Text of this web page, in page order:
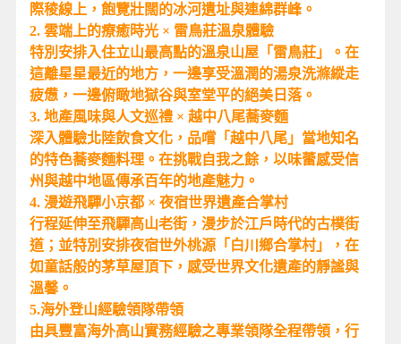
際稜線上，飽覽壯闊的冰河遺址與連綿群峰。
2. 雲端上的療癒時光 × 雷鳥莊溫泉體驗
特別安排入住立山最高點的溫泉山屋「雷鳥莊」。在
這離星星最近的地方，一邊享受溫潤的湯泉洗滌縱走
疲憊，一邊俯瞰地獄谷與室堂平的絕美日落。
3. 地產風味與人文巡禮 × 越中八尾蕎麥麵
深入體驗北陸飲食文化，品嚐「越中八尾」當地知名
的特色蕎麥麵料理。在挑戰自我之餘，以味蕾感受信
州與越中地區傳承百年的地產魅力。
4. 漫遊飛驒小京都 × 夜宿世界遺產合掌村
行程延伸至飛驒高山老街，漫步於江戶時代的古樸街
道；並特別安排夜宿世外桃源「白川鄉合掌村」，在
如童話般的茅草屋頂下，感受世界文化遺產的靜謐與
溫馨。
5.海外登山經驗領隊帶領
由具豐富海外高山實務經驗之專業領隊全程帶領，行